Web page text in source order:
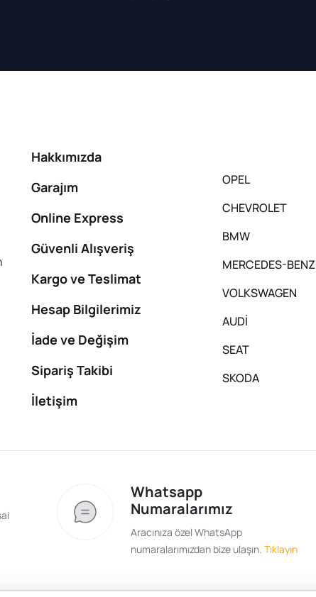
Hakkımızda
Garajım
Online Express
Güvenli Alışveriş
Kargo ve Teslimat
Hesap Bilgilerimiz
İade ve Değişim
Sipariş Takibi
İletişim
OPEL
CHEVROLET
BMW
MERCEDES-BENZ
VOLKSWAGEN
AUDİ
SEAT
SKODA
Whatsapp
Numaralarımız
Aracınıza özel WhatsApp
numaralarımızdan bize ulaşın. Tıklayın